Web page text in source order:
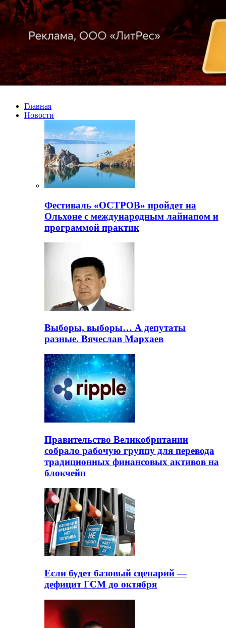
Главная
Новости
Фестиваль «ОСТРОВ» пройдет на
Ольхоне с международным лайнапом и
программой практик
Выборы, выборы… А депутаты
разные. Вячеслав Мархаев
Правительство Великобритании
собрало рабочую группу для перевода
традиционных финансовых активов на
блокчейн
Если будет базовый сценарий —
дефицит ГСМ до октября